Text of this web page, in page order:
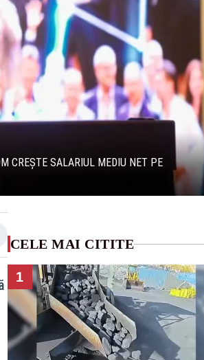
CREȘTE SALARIUL MEDIU NET PE
CELE MAI CITITE
1